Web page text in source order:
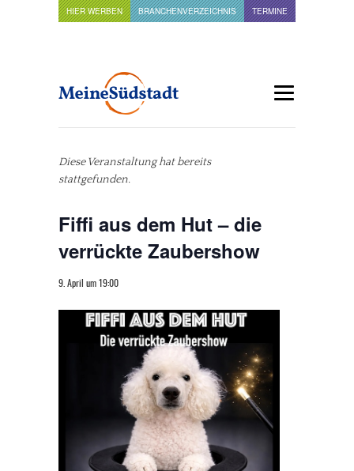
HIER WERBEN BRANCHENVERZEICHNIS TERMINE
Diese Veranstaltung hat bereits
stattgefunden.
Fiffi aus dem Hut – die
verrückte Zaubershow
9. April um 19:00